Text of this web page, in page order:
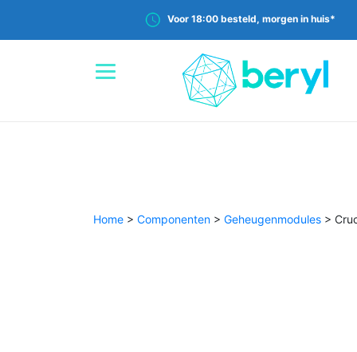
Voor 18:00 besteld, morgen in huis*
Home > Componenten > Geheugenmodules >